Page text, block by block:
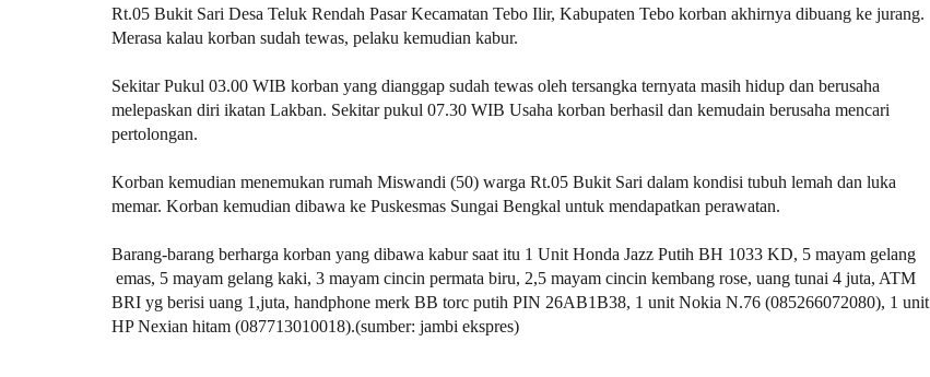
Rt.05 Bukit Sari Desa Teluk Rendah Pasar Kecamatan Tebo Ilir, Kabupaten Tebo korban akhirnya dibuang ke jurang.
Merasa kalau korban sudah tewas, pelaku kemudian kabur.
Sekitar Pukul 03.00 WIB korban yang dianggap sudah tewas oleh tersangka ternyata masih hidup dan berusaha
melepaskan diri ikatan Lakban. Sekitar pukul 07.30 WIB Usaha korban berhasil dan kemudain berusaha mencari
pertolongan.
Korban kemudian menemukan rumah Miswandi (50) warga Rt.05 Bukit Sari dalam kondisi tubuh lemah dan luka
memar. Korban kemudian dibawa ke Puskesmas Sungai Bengkal untuk mendapatkan perawatan.
Barang-barang berharga korban yang dibawa kabur saat itu 1 Unit Honda Jazz Putih BH 1033 KD, 5 mayam gelang
emas, 5 mayam gelang kaki, 3 mayam cincin permata biru, 2,5 mayam cincin kembang rose, uang tunai 4 juta, ATM
BRI yg berisi uang 1,juta, handphone merk BB torc putih PIN 26AB1B38, 1 unit Nokia N.76 (085266072080), 1 unit
HP Nexian hitam (087713010018).(sumber: jambi ekspres)